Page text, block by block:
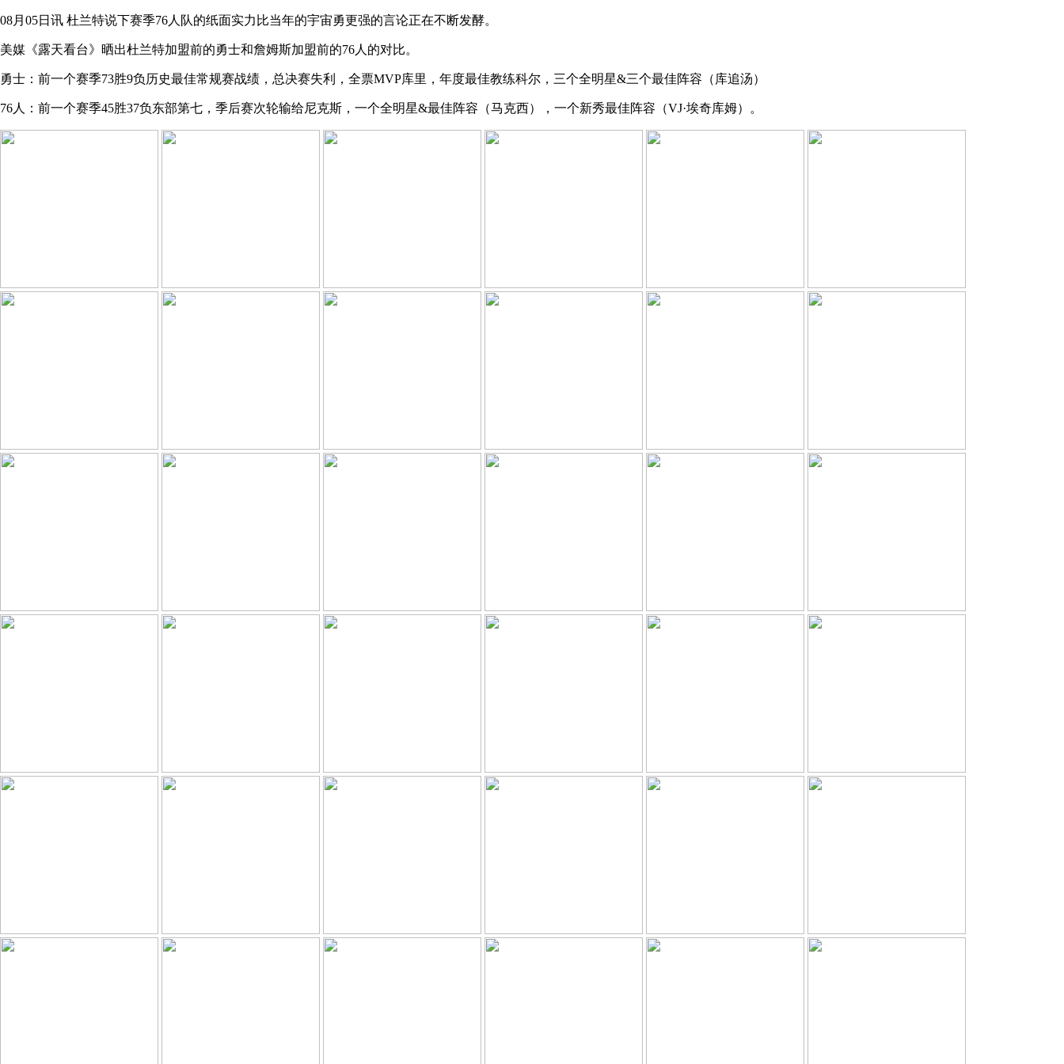
08月05日讯 杜兰特说下赛季76人队的纸面实力比当年的宇宙勇更强的言论正在不断发酵。
美媒《露天看台》晒出杜兰特加盟前的勇士和詹姆斯加盟前的76人的对比。
勇士：前一个赛季73胜9负历史最佳常规赛战绩，总决赛失利，全票MVP库里，年度最佳教练科尔，三个全明星&三个最佳阵容（库追汤）
76人：前一个赛季45胜37负东部第七，季后赛次轮输给尼克斯，一个全明星&最佳阵容（马克西），一个新秀最佳阵容（VJ·埃奇库姆）。